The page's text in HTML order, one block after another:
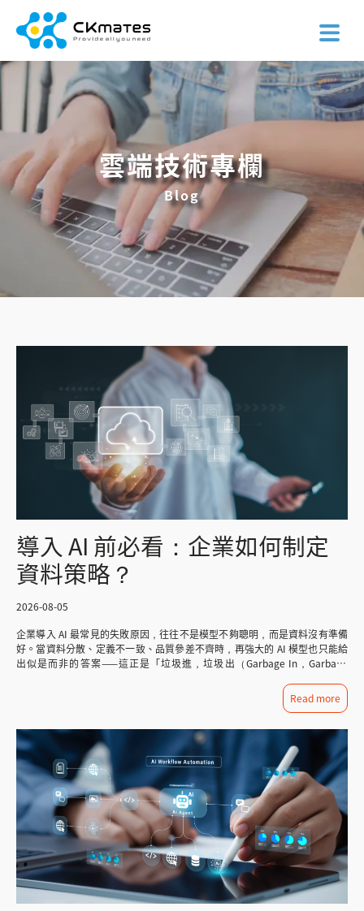
雲端技術專欄
Blog
導入 AI 前必看：企業如何制定
資料策略？
2026-08-05
企業導入 AI 最常見的失敗原因，往往不是模型不夠聰明，而是資料沒有準備
好。當資料分散、定義不一致、品質參差不齊時，再強大的 AI 模型也只能給
出似是而非的答案——這正是「垃圾進，垃圾出（Garbage In，Garbage
戰、AI 就緒（AI-ready）的資料準備步驟，以及 AWS 提供哪些工具可以協助
部 Email、Slack 對話紀錄……企業的資料往往散落在數十個不同的系統與部
門手中，沒有人清楚知道「公司到底有哪些資料」，更別說要找出哪些資料是
可信、可用於 AI 分析的。 2. 缺乏統一的定義 同一個名詞，在不同部門可能
有截然不同的解讀，「營收」指的是毛額還是淨額？「活躍客戶」是 30 天內
有消費，還是 90 天內？這些定義若沒有統一，AI 產出的答案自然會出現矛盾
與失真。 3. 資料品質參差不齊 過時的資料、重複的欄位、缺乏中繼資料
（metadata）說明的表格，都會讓 AI 系統難以正確理解資料內容，進而產
生錯誤或誤導性的回答，長期下來會侵蝕使用者對 AI 系統的信任。 企業如
何準備資料導入 AI ：5 個關鍵步驟 1. 盤點與分類資料 第一步是全面盤點企
業內部有哪些資料資產，並區分結構化資料（如資料庫表格）與非結構化資料
（如文件、Email、會議紀錄），這個階段的目標是先建立一份完整的「資料
地圖」，而不是急著整理細節。 2. 建立資料治理規範 包括統一的命名規
Read more